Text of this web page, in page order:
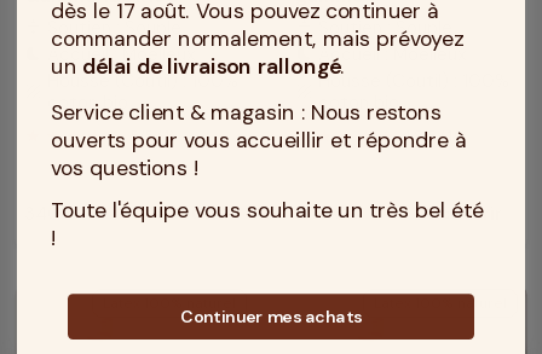
Soutien : Souple
Accueil : Moelleux
Housse (Coutil) : 100%
coton bio
5/5 (1)
340 € Découvrir
Soutien : Souple
bedtime Accueil : Moelleux
Housse (Coutil) : 100%
coton bio
4.8/5 (10)
Prix
359 € Découvrir
Latex 100% naturel
dès le 17 août. Vous pouvez continuer à
commander normalement, mais prévoyez
un délai de livraison rallongé.
Service client & magasin : Nous restons
ouverts pour vous accueillir et répondre à
vos questions !
Toute l'équipe vous souhaite un très bel été
!
Continuer mes achats